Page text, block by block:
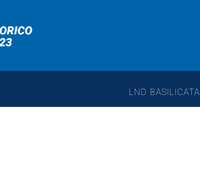
LND BASILICATA